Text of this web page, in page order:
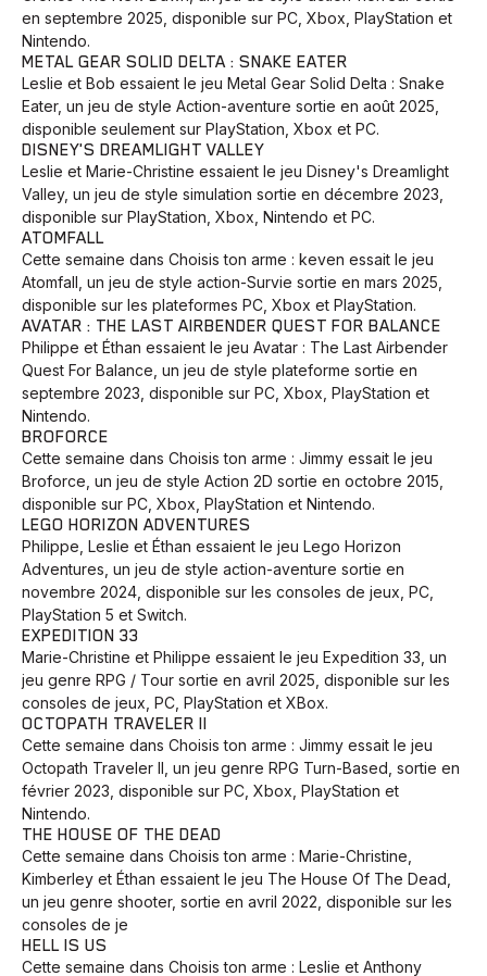
en septembre 2025, disponible sur PC, Xbox, PlayStation et
Nintendo.
METAL GEAR SOLID DELTA : SNAKE EATER
Leslie et Bob essaient le jeu Metal Gear Solid Delta : Snake
Eater, un jeu de style Action-aventure sortie en août 2025,
disponible seulement sur PlayStation, Xbox et PC.
DISNEY'S DREAMLIGHT VALLEY
Leslie et Marie-Christine essaient le jeu Disney's Dreamlight
Valley, un jeu de style simulation sortie en décembre 2023,
disponible sur PlayStation, Xbox, Nintendo et PC.
ATOMFALL
Cette semaine dans Choisis ton arme : keven essait le jeu
Atomfall, un jeu de style action-Survie sortie en mars 2025,
disponible sur les plateformes PC, Xbox et PlayStation.
AVATAR : THE LAST AIRBENDER QUEST FOR BALANCE
Philippe et Éthan essaient le jeu Avatar : The Last Airbender
Quest For Balance, un jeu de style plateforme sortie en
septembre 2023, disponible sur PC, Xbox, PlayStation et
Nintendo.
BROFORCE
Cette semaine dans Choisis ton arme : Jimmy essait le jeu
Broforce, un jeu de style Action 2D sortie en octobre 2015,
disponible sur PC, Xbox, PlayStation et Nintendo.
LEGO HORIZON ADVENTURES
Philippe, Leslie et Éthan essaient le jeu Lego Horizon
Adventures, un jeu de style action-aventure sortie en
novembre 2024, disponible sur les consoles de jeux, PC,
PlayStation 5 et Switch.
EXPEDITION 33
Marie-Christine et Philippe essaient le jeu Expedition 33, un
jeu genre RPG / Tour sortie en avril 2025, disponible sur les
consoles de jeux, PC, PlayStation et XBox.
OCTOPATH TRAVELER II
Cette semaine dans Choisis ton arme : Jimmy essait le jeu
Octopath Traveler II, un jeu genre RPG Turn-Based, sortie en
février 2023, disponible sur PC, Xbox, PlayStation et
Nintendo.
THE HOUSE OF THE DEAD
Cette semaine dans Choisis ton arme : Marie-Christine,
Kimberley et Éthan essaient le jeu The House Of The Dead,
un jeu genre shooter, sortie en avril 2022, disponible sur les
consoles de je
HELL IS US
Cette semaine dans Choisis ton arme : Leslie et Anthony